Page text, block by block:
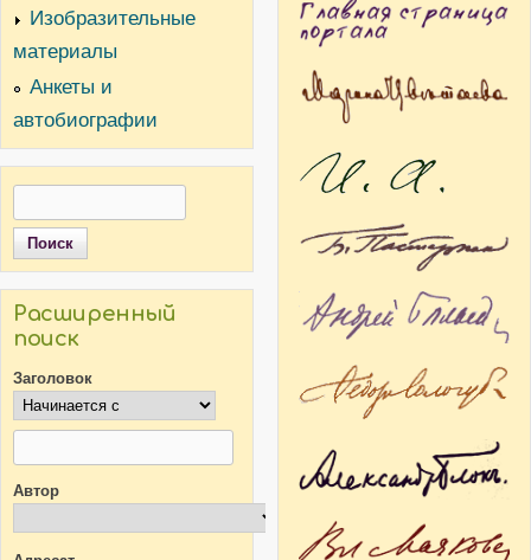
Изобразительные
материалы
Анкеты и
автобиографии
Расширенный
поиск
Заголовок
Автор